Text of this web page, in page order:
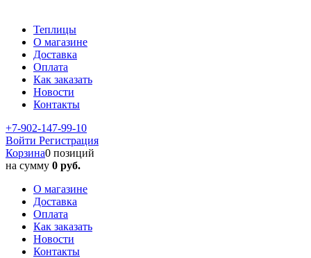
Теплицы
О магазине
Доставка
Оплата
Как заказать
Новости
Контакты
+7-902-147-99-10
Войти Регистрация
Корзина0 позиций
на сумму 0 руб.
О магазине
Доставка
Оплата
Как заказать
Новости
Контакты